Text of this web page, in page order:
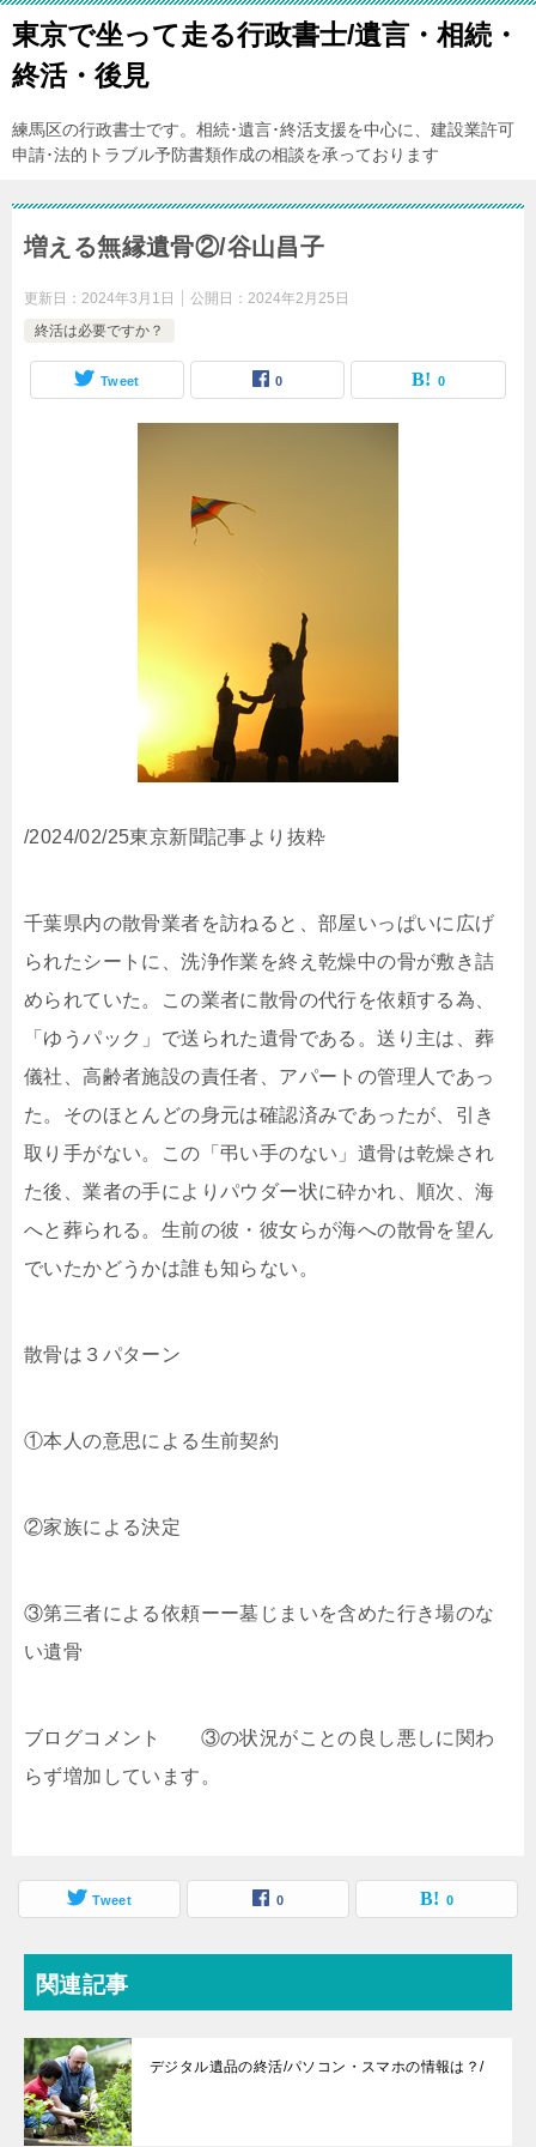
東京で坐って走る行政書士/遺言・相続・
終活・後見
練馬区の行政書士です。相続･遺言･終活支援を中心に、建設業許可
申請･法的トラブル予防書類作成の相談を承っております
増える無縁遺骨②/谷山昌子
更新日： 2024年3月1日 公開日： 2024年2月25日
終活は必要ですか？
Tweet 0 0
/2024/02/25東京新聞記事より抜粋
千葉県内の散骨業者を訪ねると、部屋いっぱいに広げ
られたシートに、洗浄作業を終え乾燥中の骨が敷き詰
められていた。この業者に散骨の代行を依頼する為、
「ゆうパック」で送られた遺骨である。送り主は、葬
儀社、高齢者施設の責任者、アパートの管理人であっ
た。そのほとんどの身元は確認済みであったが、引き
取り手がない。この「弔い手のない」遺骨は乾燥され
た後、業者の手によりパウダー状に砕かれ、順次、海
へと葬られる。生前の彼・彼女らが海への散骨を望ん
でいたかどうかは誰も知らない。
散骨は３パターン
①本人の意思による生前契約
②家族による決定
③第三者による依頼ーー墓じまいを含めた行き場のな
い遺骨
ブログコメント ③の状況がことの良し悪しに関わ
らず増加しています。
Tweet 0 0
関連記事
デジタル遺品の終活/パソコン・スマホの情報は？/